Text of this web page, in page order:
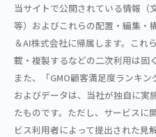
当サイトで公開されている情報（
等）およびこれらの配置・編集・
＆AI株式会社に帰属します。これ
載・複製するなどの二次利用は固
また、「GMO顧客満足度ランキ
およびデータは、当社が独自に実
たものです。ただし、サービスに
ビス利用者によって提出された見